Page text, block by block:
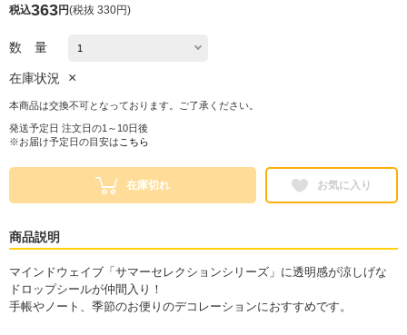
税込363円(税抜 330円)
数 量
在庫状況 ×
本商品は交換不可となっております。ご了承ください。
発送予定日 注文日の1～10日後
※お届け予定日の目安は こちら
在庫切れ お気に入り
商品説明
マインドウェイブ「サマーセレクションシリーズ」に透明感が涼しげな
ドロップシールが仲間入り！
手帳やノート、季節のお便りのデコレーションにおすすめです。